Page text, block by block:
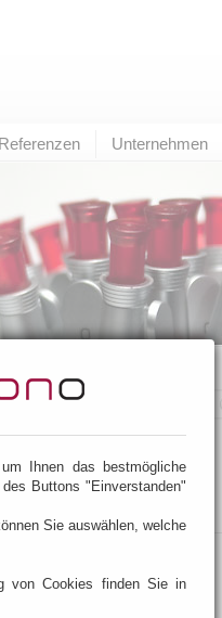
Referenzen Unternehmen
Desk
bestehenden ITSM-
um auch darüber
Ihnen das bestmögliche
Buttons "Einverstanden"
Sie auswählen, welche
von Cookies finden Sie in